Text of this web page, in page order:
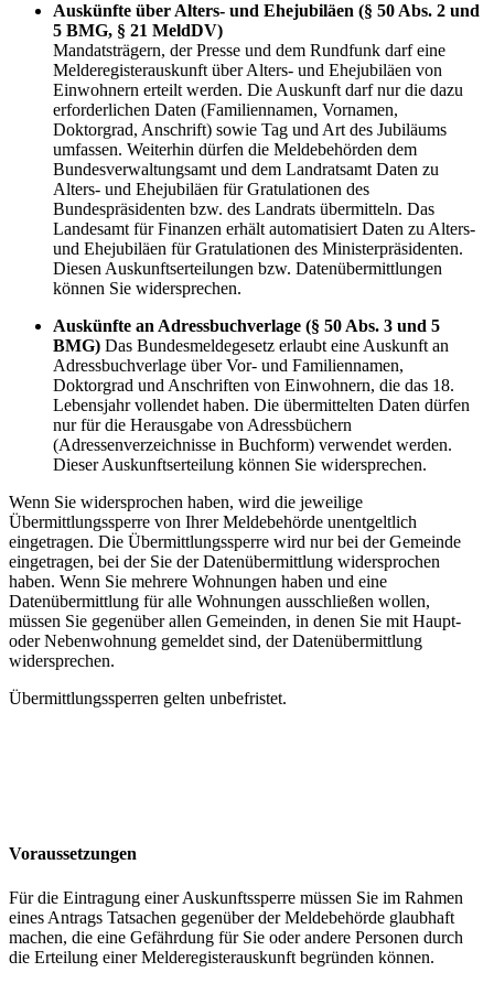
Auskünfte über Alters- und Ehejubiläen (§ 50 Abs. 2 und
5 BMG, § 21 MeldDV)
Mandatsträgern, der Presse und dem Rundfunk darf eine
Melderegisterauskunft über Alters- und Ehejubiläen von
Einwohnern erteilt werden. Die Auskunft darf nur die dazu
erforderlichen Daten (Familiennamen, Vornamen,
Doktorgrad, Anschrift) sowie Tag und Art des Jubiläums
umfassen. Weiterhin dürfen die Meldebehörden dem
Bundesverwaltungsamt und dem Landratsamt Daten zu
Alters- und Ehejubiläen für Gratulationen des
Bundespräsidenten bzw. des Landrats übermitteln. Das
Landesamt für Finanzen erhält automatisiert Daten zu Alters-
und Ehejubiläen für Gratulationen des Ministerpräsidenten.
Diesen Auskunftserteilungen bzw. Datenübermittlungen
können Sie widersprechen.
Auskünfte an Adressbuchverlage (§ 50 Abs. 3 und 5
BMG) Das Bundesmeldegesetz erlaubt eine Auskunft an
Adressbuchverlage über Vor- und Familiennamen,
Doktorgrad und Anschriften von Einwohnern, die das 18.
Lebensjahr vollendet haben. Die übermittelten Daten dürfen
nur für die Herausgabe von Adressbüchern
(Adressenverzeichnisse in Buchform) verwendet werden.
Dieser Auskunftserteilung können Sie widersprechen.
Wenn Sie widersprochen haben, wird die jeweilige
Übermittlungssperre von Ihrer Meldebehörde unentgeltlich
eingetragen. Die Übermittlungssperre wird nur bei der Gemeinde
eingetragen, bei der Sie der Datenübermittlung widersprochen
haben. Wenn Sie mehrere Wohnungen haben und eine
Datenübermittlung für alle Wohnungen ausschließen wollen,
müssen Sie gegenüber allen Gemeinden, in denen Sie mit Haupt-
oder Nebenwohnung gemeldet sind, der Datenübermittlung
widersprechen.
Übermittlungssperren gelten unbefristet.
Voraussetzungen
Für die Eintragung einer Auskunftssperre müssen Sie im Rahmen
eines Antrags Tatsachen gegenüber der Meldebehörde glaubhaft
machen, die eine Gefährdung für Sie oder andere Personen durch
die Erteilung einer Melderegisterauskunft begründen können.